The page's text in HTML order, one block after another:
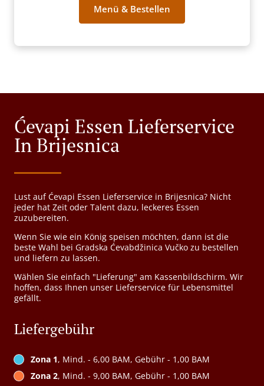
Menü & Bestellen
Ćevapi Essen Lieferservice
In Brijesnica
Lust auf Ćevapi Essen Lieferservice in Brijesnica? Nicht
jeder hat Zeit oder Talent dazu, leckeres Essen
zuzubereiten.
Wenn Sie wie ein König speisen möchten, dann ist die
beste Wahl bei Gradska Ćevabdžinica Vučko zu bestellen
und liefern zu lassen.
Wählen Sie einfach "Lieferung" am Kassenbildschirm. Wir
hoffen, dass Ihnen unser Lieferservice für Lebensmittel
gefällt.
Liefergebühr
Zona 1, Mind. - 6,00 BAM, Gebühr - 1,00 BAM
Zona 2, Mind. - 9,00 BAM, Gebühr - 1,00 BAM